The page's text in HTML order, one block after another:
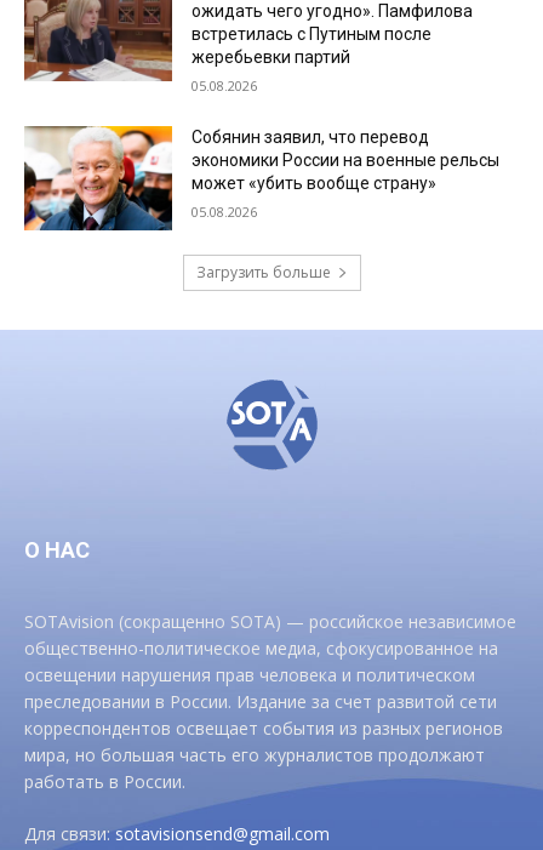
ожидать чего угодно». Памфилова
встретилась с Путиным после
жеребьевки партий
05.08.2026
Собянин заявил, что перевод
экономики России на военные рельсы
может «убить вообще страну»
05.08.2026
Загрузить больше
О НАС
SOTAvision (сокращенно SOTA) — российское независимое
общественно-политическое медиа, сфокусированное на
освещении нарушения прав человека и политическом
преследовании в России. Издание за счет развитой сети
корреспондентов освещает события из разных регионов
мира, но большая часть его журналистов продолжают
работать в России.
Для связи:sotavisionsend@gmail.com